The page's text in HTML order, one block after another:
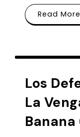
Read More
Los
La